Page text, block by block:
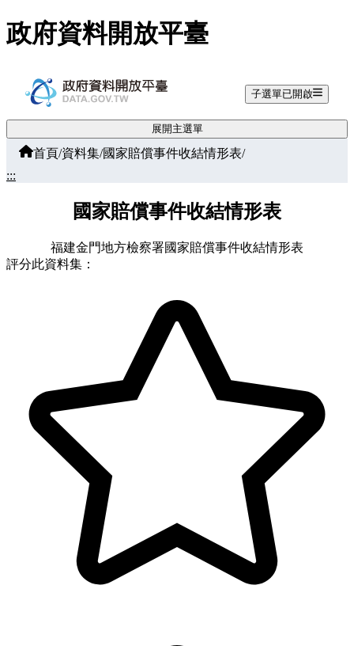
跳至主要內容
政府資料開放平臺
子選單已開啟
展開主選單
首頁/資料集/國家賠償事件收結情形表/
:::
國家賠償事件收結情形表
福建金門地方檢察署國家賠償事件收結情形表
評分此資料集：